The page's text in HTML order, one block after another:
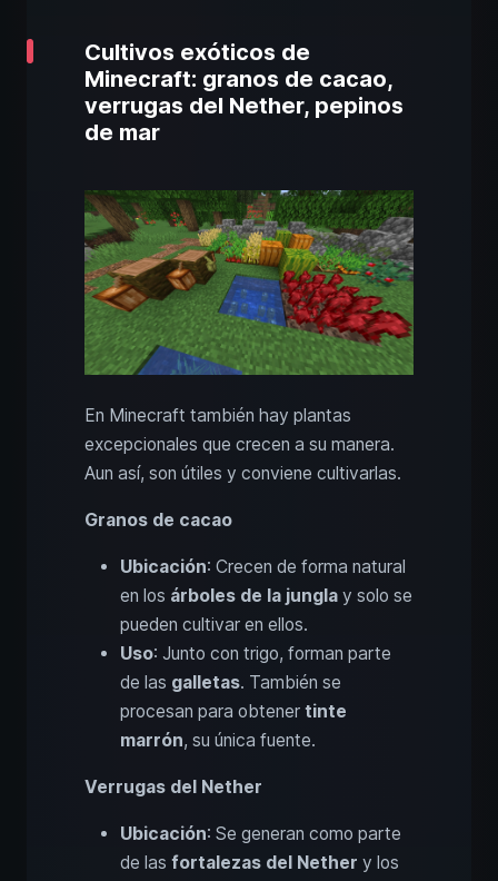
Cultivos exóticos de
Minecraft: granos de cacao,
verrugas del Nether, pepinos
de mar
En Minecraft también hay plantas
excepcionales que crecen a su manera.
Aun así, son útiles y conviene cultivarlas.
Granos de cacao
Ubicación: Crecen de forma natural
en los árboles de la jungla y solo se
pueden cultivar en ellos.
Uso: Junto con trigo, forman parte
de las galletas. También se
procesan para obtener tinte
marrón, su única fuente.
Verrugas del Nether
Ubicación: Se generan como parte
de las fortalezas del Nether y los